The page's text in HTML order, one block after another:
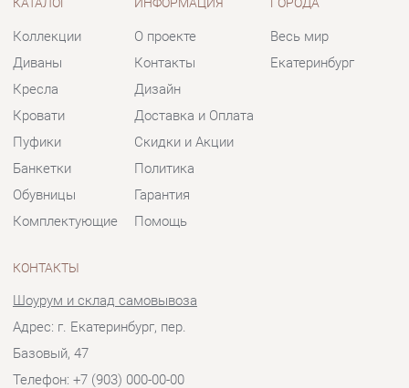
Банкетки
Обувницы
Комплектующие
Политика
Гарантия
Помощь
КОНТАКТЫ
Шоурум и склад самовывоза
Адрес: г. Екатеринбург, пер.
Базовый, 47
Часы работы:
Пн - Пт:10:00 - 18:00 (GMT+5)
Отправить сообщение
© 2009-2026 Мягкая мебель Екатеринбург